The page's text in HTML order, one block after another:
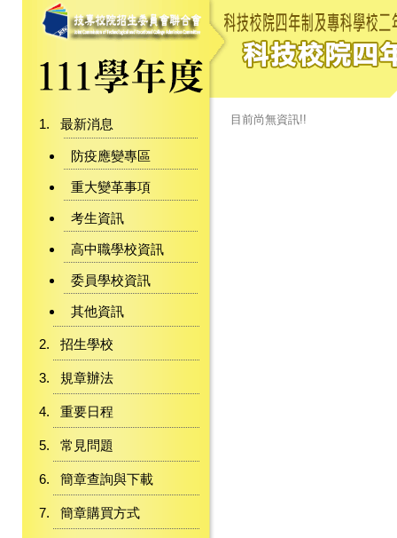
最新消息
防疫應變專區
重大變革事項
考生資訊
高中職學校資訊
委員學校資訊
其他資訊
招生學校
規章辦法
重要日程
常見問題
簡章查詢與下載
簡章購買方式
目前尚無資訊!!